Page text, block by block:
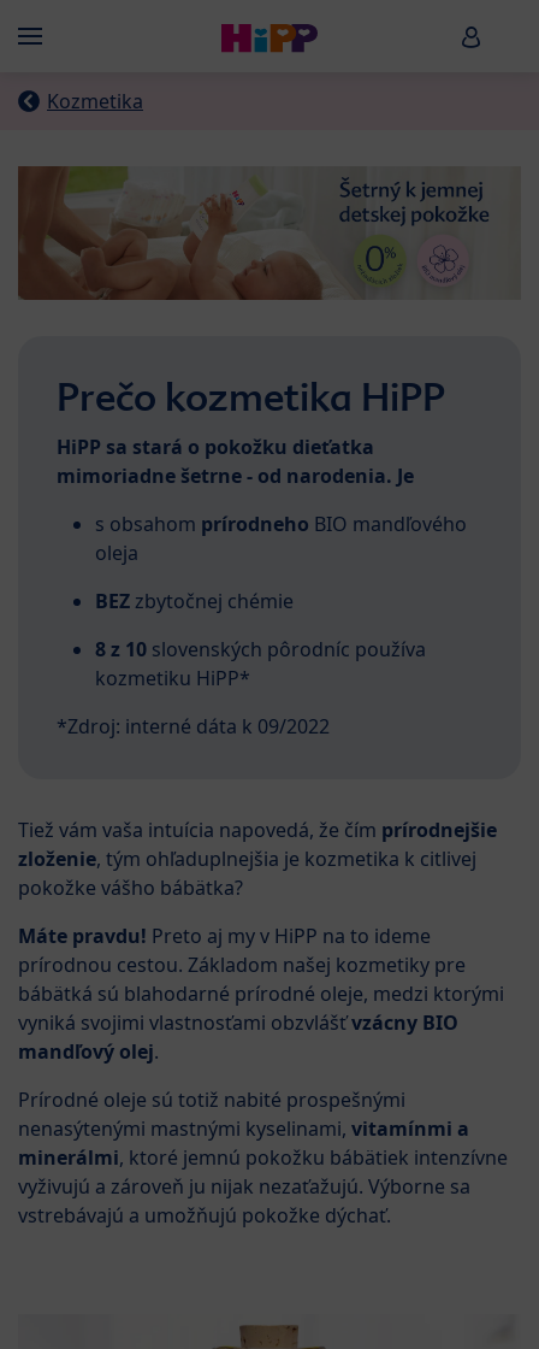
Menü HiPP
Kozmetika
Prečo kozmetika HiPP
HiPP sa stará o pokožku dieťatka
mimoriadne šetrne - od narodenia. Je
s obsahom prírodneho BIO mandľového
oleja
BEZzbytočnej chémie
8 z 10 slovenských pôrodníc používa
kozmetiku HiPP*
*Zdroj: interné dáta k 09/2022
Tiež vám vaša intuícia napovedá, že čím prírodnejšie
zloženie, tým ohľaduplnejšia je kozmetika k citlivej
pokožke vášho bábätka?
Máte pravdu! Preto aj my v HiPP na to ideme
prírodnou cestou. Základom našej kozmetiky pre
bábätká sú blahodarné prírodné oleje, medzi ktorými
vyniká svojimi vlastnosťami obzvlášťvzácny BIO
mandľový olej.
Prírodné oleje sú totiž nabité prospešnými
nenasýtenými mastnými kyselinami, vitamínmi a
minerálmi, ktoré jemnú pokožku bábätiek intenzívne
vyživujú a zároveň ju nijak nezaťažujú. Výborne sa
vstrebávajú a umožňujú pokožke dýchať.